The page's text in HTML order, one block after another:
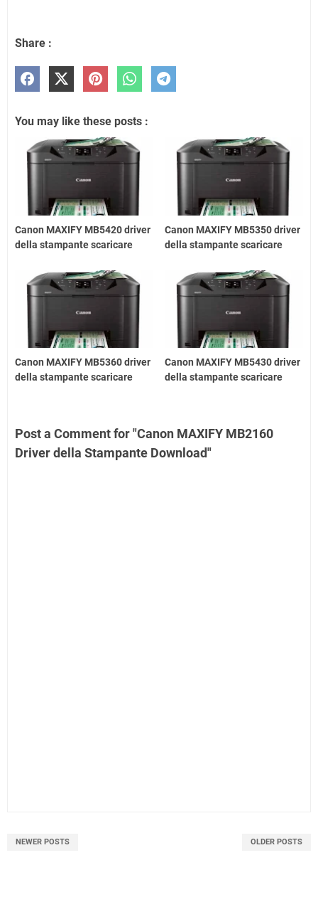
Share :
You may like these posts :
Canon MAXIFY MB5420 driver
della stampante scaricare
Canon MAXIFY MB5350 driver
della stampante scaricare
Canon MAXIFY MB5360 driver
della stampante scaricare
Canon MAXIFY MB5430 driver
della stampante scaricare
Post a Comment for "Canon MAXIFY MB2160
Driver della Stampante Download"
NEWER POSTS OLDER POSTS